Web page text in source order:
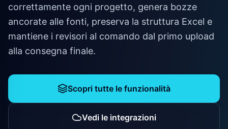
correttamente ogni progetto, genera bozze
ancorate alle fonti, preserva la struttura Excel e
mantiene i revisori al comando dal primo upload
alla consegna finale.
Scopri tutte le funzionalità
Vedi le integrazioni